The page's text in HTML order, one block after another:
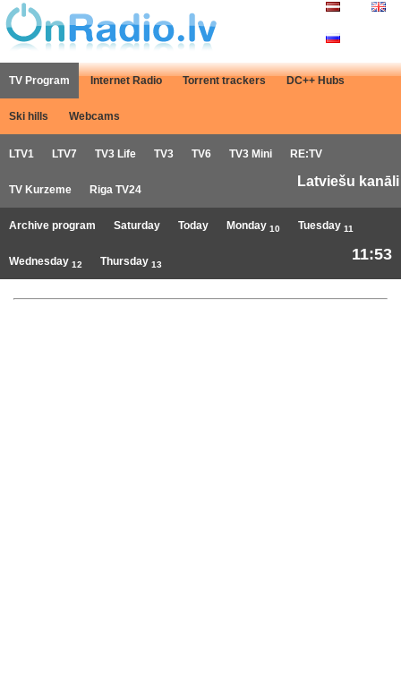
TV Program Internet Radio Torrent trackers DC++ Hubs
Ski hills Webcams
LTV1 LTV7 TV3 Life TV3 TV6 TV3 Mini RE:TV
TV Kurzeme Riga TV24
Latviešu kanāli
Archive program Saturday Today Monday 10 Tuesday 11
Wednesday 12 Thursday 13
11:53